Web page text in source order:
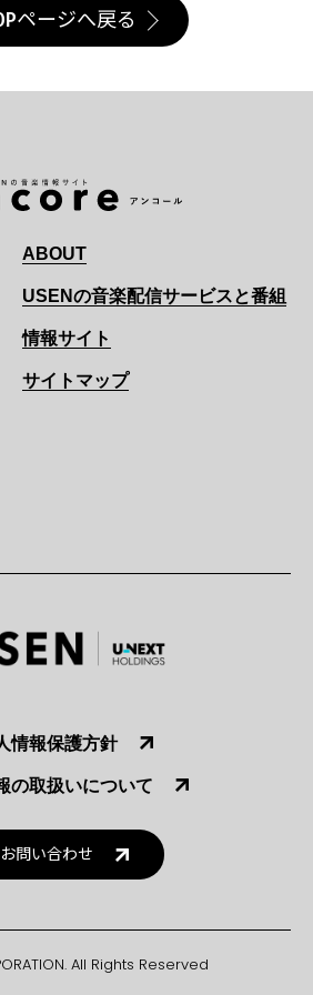
ページへ戻る
ABOUT
USENの音楽配信サービスと番組
情報サイト
サイトマップ
情報保護方針
の取扱いについて
お問い合わせ
All Rights Reserved